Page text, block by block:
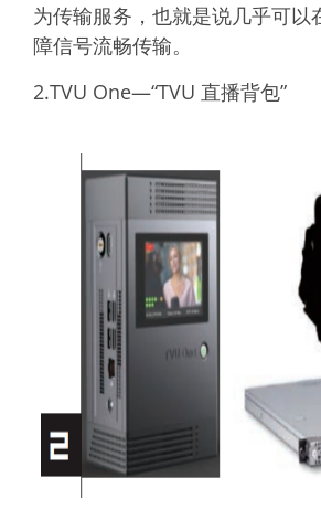
为传输服务，也就是说几乎可以
障信号流畅传输。
2.TVU One—“TVU 直播背包”